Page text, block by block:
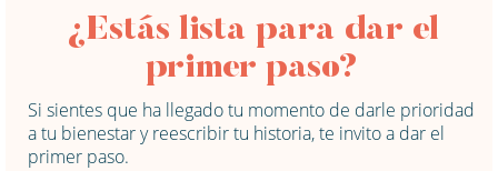
¿Estás lista para dar el
primer paso?
Si sientes que ha llegado tu momento de darle prioridad
a tu bienestar y reescribir tu historia, te invito a dar el
primer paso.